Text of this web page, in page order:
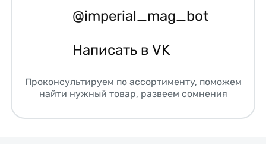
@imperial_mag_bot
Написать в VK
Проконсультируем по ассортименту, поможем
найти нужный товар, развеем сомнения